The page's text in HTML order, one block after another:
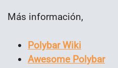
Más información,
Polybar Wiki
Awesome Polybar